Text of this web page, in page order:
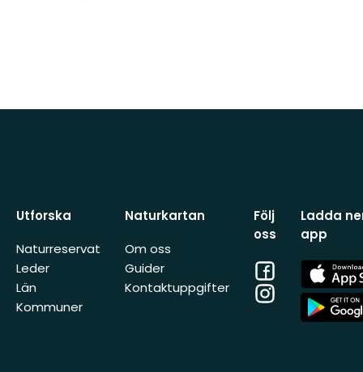
Utforska
Naturreservat
Leder
Län
Kommuner
Naturkartan
Om oss
Guider
Kontaktuppgifter
Följ
oss
Facebook
Instagram
Ladda
app
App
Store
App
Store